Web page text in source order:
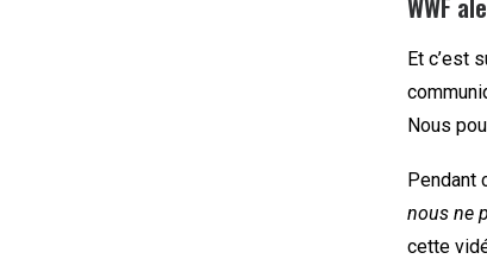
WWF
Et c’est
Nous
Pendant
nous ne
cette